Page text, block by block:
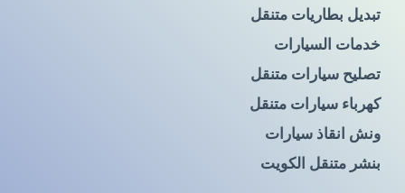
تبديل بطاريات متنقل
خدمات السيارات
تصليح سيارات متنقل
كهرباء سيارات متنقل
ونش انقاذ سيارات
بنشر متنقل الكويت